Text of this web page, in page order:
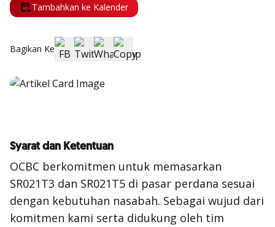
Tambahkan ke Kalender
Bagikan Ke
Syarat dan Ketentuan
OCBC berkomitmen untuk memasarkan
SR021T3 dan SR021T5 di pasar perdana sesuai
dengan kebutuhan nasabah. Sebagai wujud dari
komitmen kami serta didukung oleh tim